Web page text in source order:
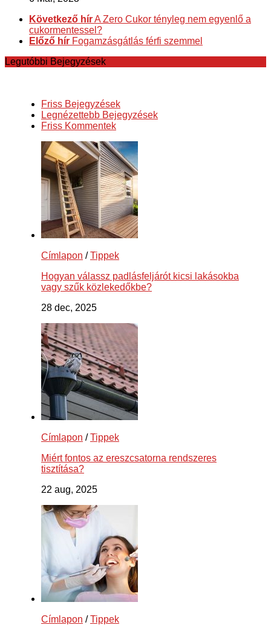
Következő hírA Zero Cukor tényleg nem egyenlő a
cukormentessel?
Előző hír Fogamzásgátlás férfi szemmel
Legutóbbi Bejegyzések
Friss Bejegyzések
Legnézettebb Bejegyzések
Friss Kommentek
Címlapon /Tippek
Hogyan válassz padlásfeljárót kicsi lakásokba
vagy szűk közlekedőkbe?
28 dec, 2025
Címlapon /Tippek
Miért fontos az ereszcsatorna rendszeres
tisztítása?
22 aug, 2025
Címlapon /Tippek